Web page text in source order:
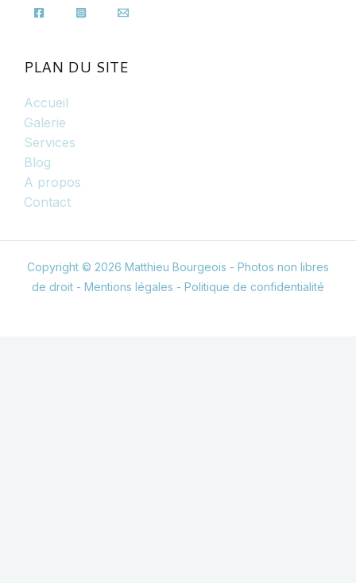
PLAN DU SITE
Accueil
Galerie
Services
Blog
A propos
Contact
Copyright © 2026 Matthieu Bourgeois - Photos non libres
de droit - Mentions légales - Politique de confidentialité